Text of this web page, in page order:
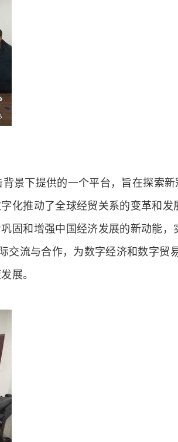
景下提供的一个平台，旨在探索新
化推动了全球经贸关系的变革和发
固和增强中国经济发展的新动能，
交流与合作，为数字经济和数字贸
展。